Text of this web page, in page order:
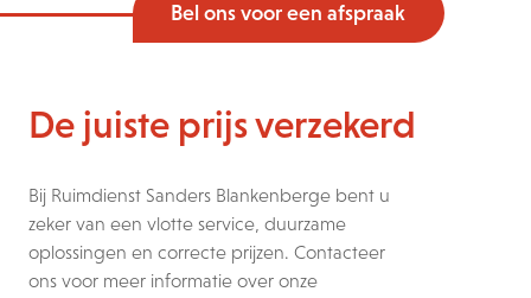
Bel ons voor een afspraak
De juiste prijs verzekerd
Bij Ruimdienst Sanders Blankenberge bent u
zeker van een vlotte service, duurzame
oplossingen en correcte prijzen. Contacteer
ons voor meer informatie over onze